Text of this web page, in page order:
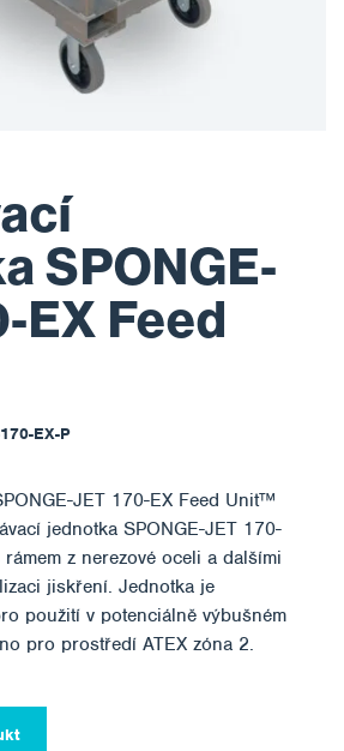
SPONGE-
EX Feed
EX-P
JET 170-EX Feed Unit™
jednotka SPONGE-JET 170-
z nerezové oceli a dalšími
jiskření. Jednotka je
použití v potenciálně výbušném
pro prostředí ATEX zóna 2.